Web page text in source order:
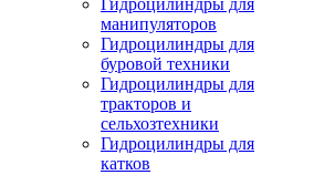
Гидроцилиндры для
манипуляторов
Гидроцилиндры для
буровой техники
Гидроцилиндры для
тракторов и
сельхозтехники
Гидроцилиндры для
катков